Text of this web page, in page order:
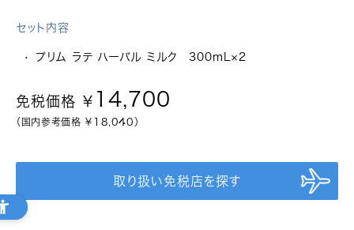
セット内容
プリム ラテ ハーバル ミルク 300mL×2
免税価格 ￥ 14,700
（国内参考価格 ￥ 18,040 ）
取り扱い免税店を探す
福岡国際空港